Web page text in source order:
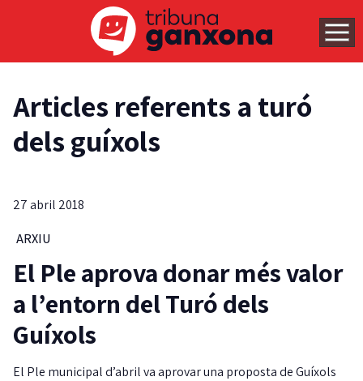
Articles referents a turó
dels guíxols
27 abril 2018
ARXIU
El Ple aprova donar més valor
a l’entorn del Turó dels
Guíxols
El Ple municipal d’abril va aprovar una proposta de Guíxols